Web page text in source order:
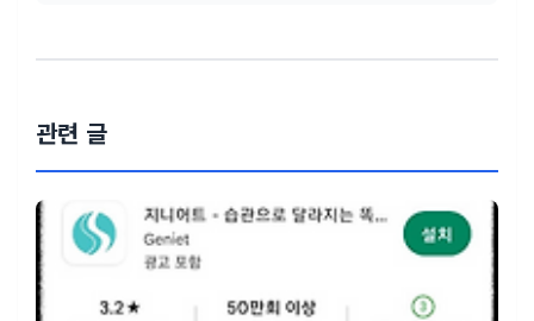
관련 글